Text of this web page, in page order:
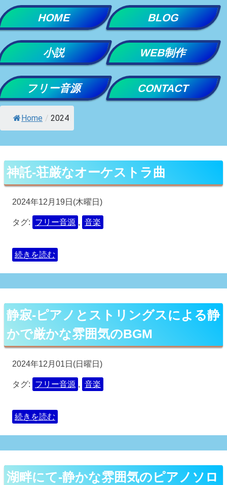
Skip
to
content
HOME BLOG
小説 WEB制作
フリー音源 CONTACT
Home / 2024
神託-荘厳なオーケストラ曲
2024年12月19日(木曜日)
タグ: フリー音源 , 音楽
続きを読む
静寂-ピアノとストリングスによる静
かで厳かな雰囲気のBGM
2024年12月01日(日曜日)
タグ: フリー音源 , 音楽
続きを読む
湖畔にて-静かな雰囲気のピアノソロ